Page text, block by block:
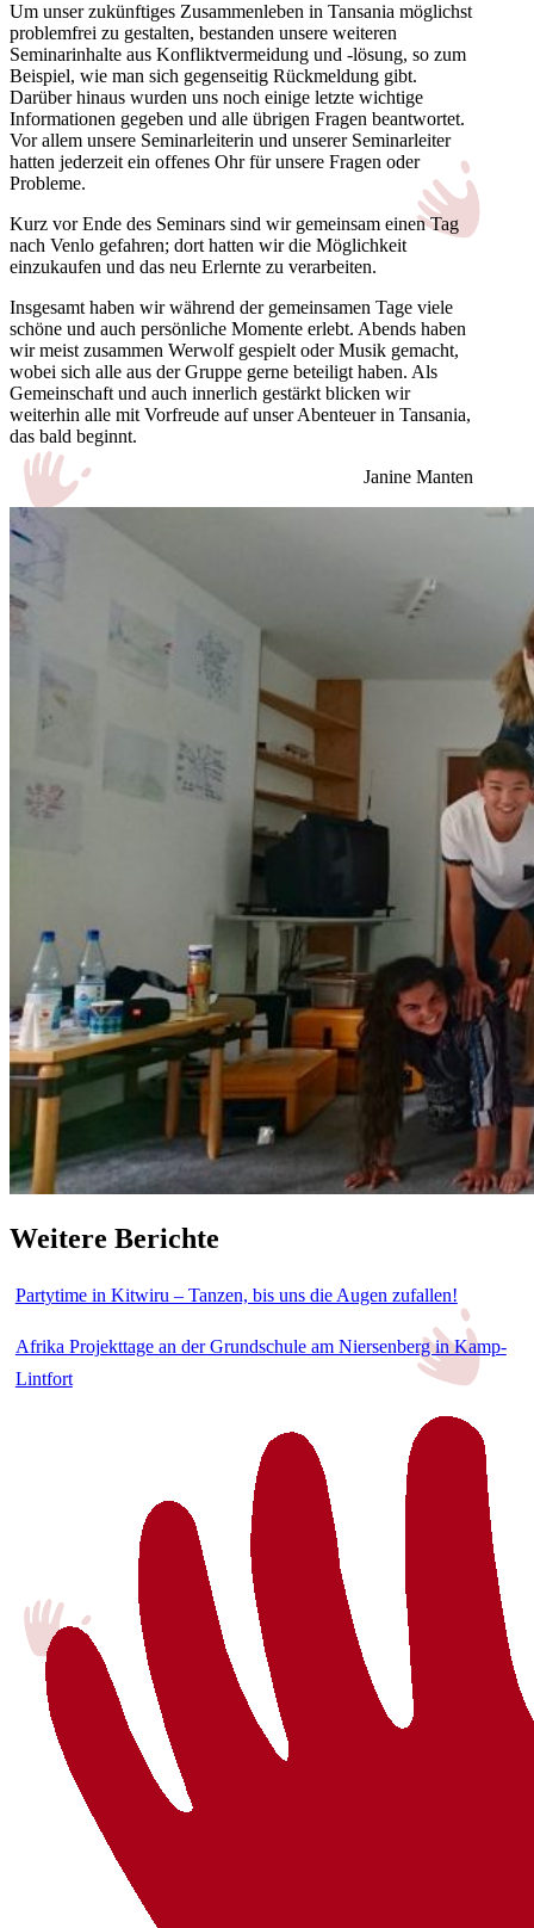
Um unser zukünftiges Zusammenleben in Tansania möglichst
problemfrei zu gestalten, bestanden unsere weiteren
Seminarinhalte aus Konfliktvermeidung und -lösung, so zum
Beispiel, wie man sich gegenseitig Rückmeldung gibt.
Darüber hinaus wurden uns noch einige letzte wichtige
Informationen gegeben und alle übrigen Fragen beantwortet.
Vor allem unsere Seminarleiterin und unserer Seminarleiter
hatten jederzeit ein offenes Ohr für unsere Fragen oder
Probleme.
Kurz vor Ende des Seminars sind wir gemeinsam einen Tag
nach Venlo gefahren; dort hatten wir die Möglichkeit
einzukaufen und das neu Erlernte zu verarbeiten.
Insgesamt haben wir während der gemeinsamen Tage viele
schöne und auch persönliche Momente erlebt. Abends haben
wir meist zusammen Werwolf gespielt oder Musik gemacht,
wobei sich alle aus der Gruppe gerne beteiligt haben. Als
Gemeinschaft und auch innerlich gestärkt blicken wir
weiterhin alle mit Vorfreude auf unser Abenteuer in Tansania,
das bald beginnt.
Janine Manten
Weitere Berichte
Partytime in Kitwiru – Tanzen, bis uns die Augen zufallen!
Afrika Projekttage an der Grundschule am Niersenberg in Kamp-
Lintfort